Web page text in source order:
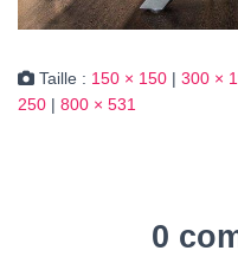
Taille : 150 × 150 | 300 ×
250 | 800 × 531
0